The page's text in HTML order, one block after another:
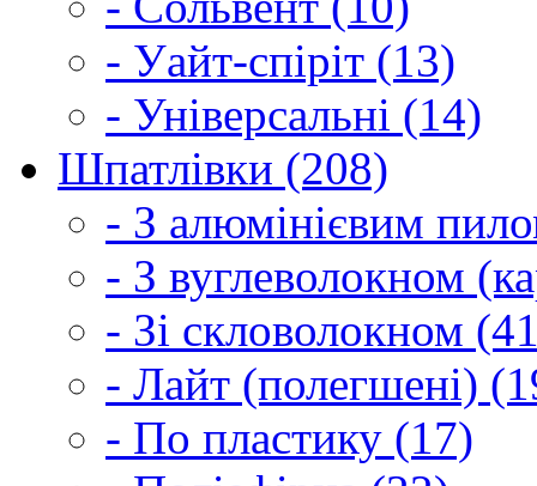
- Уайт-спіріт (13)
- Універсальні (14)
Шпатлівки (208)
- З алюмінієвим
- З вуглеволокном
- Зі скловолокном
- Лайт (полегшені)
- По пластику (17)